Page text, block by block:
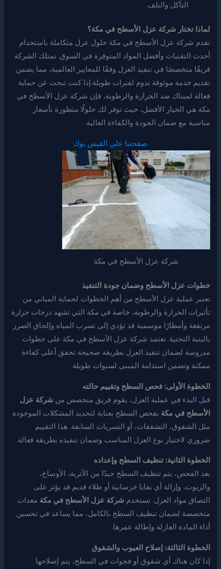
التآكل والتلف.
لماذا تختار شركة عزل الأسطح في مكة؟
تقدم شركة عزل الأسطح في مكة حلول عزل متكاملة باستخدام
أحدث التقنيات وأفضل المواد المتوفرة في السوق. تمتلك الشركة
فريقًا متخصصًا في تنفيذ العزل وفقًا للمعايير العالمية، مما يضمن
تقديم خدمة موثوقة تدوم لفترات طويلة.إذا كنت تبحث عن حماية
فعالة لمبناك ضد الحرارة والرطوبة، فإن شركة عزل الأسطح في
مكة هي الخيار الأفضل، حيث توفر لك حلولًا متطورة بأسعار
مناسبة مع ضمان الجودة والكفاءة العالية.
صفحتنا علي الفيس بوك
شركة عزل الأسطح في مكة
خطوات عزل الأسطح وضمان جودة التنفيذ
تعتبر عملية عزل الأسطح من أهم الخطوات لحماية المباني من
تأثيرات الحرارة والرطوبة، خاصة في مكة التي تشهد درجات حرارة
مرتفعة وأمطارًا موسمية قد تؤدي إلى تسرب المياه وإلحاق الضرر
بالبنية التحتية. تعتمد شركة عزل الأسطح في مكة على خطوات
مدروسة لضمان تنفيذ العزل بطريقة صحيحة تحقق أعلى كفاءة
ممكنة وتضمن استدامة المبنى لسنوات طويلة.
الخطوة الأولى: فحص السطح وتقييم حالته
قبل البدء في عملية العزل، يقوم فريق متخصص من شركة عزل
الأسطح في مكة بفحص السطح بعناية لتحديد المشكلات الموجودة
مثل الشقوق، التشققات، أو التسربات السابقة. هذا التقييم
ضروري لاختيار نوع العزل المناسب وضمان تنفيذه بطريقة فعالة.
الخطوة الثانية: تنظيف السطح وإعداده
بعد الفحص، يتم تنظيف السطح جيدًا من الأتربة، الأوساخ،
والزيوت، وإزالة أي بقايا خرسانية أو طلاء قديم قد يؤثر على
التصاق مواد العزل. تستخدم شركة عزل الأسطح في مكة معدات
متخصصة لضمان تنظيف السطح بالكامل، مما يساعد في تحسين
أداء المادة العازلة وإطالة عمرها.
الخطوة الثالثة: إصلاح العيوب والشقوق
إذا كان هناك أي شقوق أو فجوات في السطح، يتم إصلاحها